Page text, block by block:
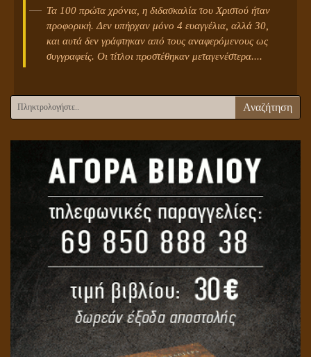
Τα 100 πρώτα χρόνια, η διδασκαλία του Χριστού ήταν
προφορική. Δεν υπήρχαν μόνο 4 ευαγγέλια, αλλά 30,
και αυτά δεν γράφτηκαν από τους αναφερόμενους ως
συγγραφείς. Οι τίτλοι προστέθηκαν μεταγενέστερα....
Αναζήτηση